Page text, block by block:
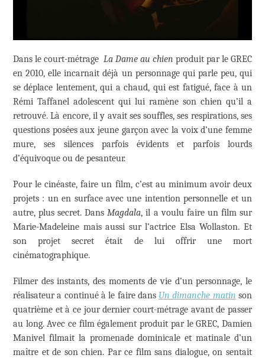
Dans le court-métrage La Dame au chien produit par le GREC
en 2010, elle incarnait déjà un personnage qui parle peu, qui
se déplace lentement, qui a chaud, qui est fatigué, face à un
Rémi Taffanel adolescent qui lui ramène son chien qu’il a
retrouvé. Là encore, il y avait ses souffles, ses respirations, ses
questions posées aux jeune garçon avec la voix d’une femme
mure, ses silences parfois évidents et parfois lourds
d’équivoque ou de pesanteur.
Pour le cinéaste, faire un film, c’est au minimum avoir deux
projets : un en surface avec une intention personnelle et un
autre, plus secret. Dans Magdala, il a voulu faire un film sur
Marie-Madeleine mais aussi sur l’actrice Elsa Wollaston. Et
son projet secret était de lui offrir une mort
cinématographique.
Filmer des instants, des moments de vie d’un personnage, le
réalisateur a continué à le faire dans Un dimanche matin son
quatrième et à ce jour dernier court-métrage avant de passer
au long. Avec ce film également produit par le GREC, Damien
Manivel filmait la promenade dominicale et matinale d’un
maître et de son chien. Par ce film sans dialogue, on sentait